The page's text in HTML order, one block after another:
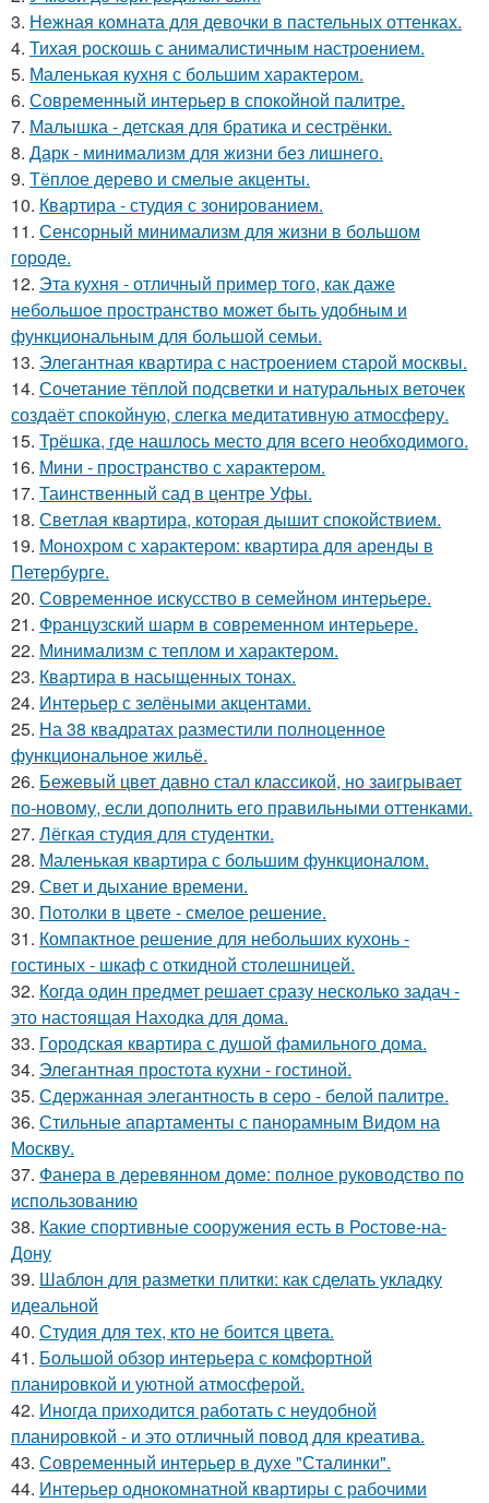
3. Нежная комната для девочки в пастельных оттенках.
4. Тихая роскошь с анималистичным настроением.
5. Маленькая кухня с большим характером.
6. Современный интерьер в спокойной палитре.
7. Малышка - детская для братика и сестрёнки.
8. Дарк - минимализм для жизни без лишнего.
9. Тёплое дерево и смелые акценты.
10. Квартира - студия с зонированием.
11. Сенсорный минимализм для жизни в большом
городе.
12. Эта кухня - отличный пример того, как даже
небольшое пространство может быть удобным и
функциональным для большой семьи.
13. Элегантная квартира с настроением старой москвы.
14. Сочетание тёплой подсветки и натуральных веточек
создаёт спокойную, слегка медитативную атмосферу.
15. Трёшка, где нашлось место для всего необходимого.
16. Мини - пространство с характером.
17. Таинственный сад в центре Уфы.
18. Светлая квартира, которая дышит спокойствием.
19. Монохром с характером: квартира для аренды в
Петербурге.
20. Современное искусство в семейном интерьере.
21. Французский шарм в современном интерьере.
22. Минимализм с теплом и характером.
23. Квартира в насыщенных тонах.
24. Интерьер с зелёными акцентами.
25. На 38 квадратах разместили полноценное
функциональное жильё.
26. Бежевый цвет давно стал классикой, но заигрывает
по-новому, если дополнить его правильными оттенками.
27. Лёгкая студия для студентки.
28. Маленькая квартира с большим функционалом.
29. Свет и дыхание времени.
30. Потолки в цвете - смелое решение.
31. Компактное решение для небольших кухонь -
гостиных - шкаф с откидной столешницей.
32. Когда один предмет решает сразу несколько задач -
это настоящая Находка для дома.
33. Городская квартира с душой фамильного дома.
34. Элегантная простота кухни - гостиной.
35. Сдержанная элегантность в серо - белой палитре.
36. Стильные апартаменты с панорамным Видом на
Москву.
37. Фанера в деревянном доме: полное руководство по
использованию
38. Какие спортивные сооружения есть в Ростове-на-
Дону
39. Шаблон для разметки плитки: как сделать укладку
идеальной
40. Студия для тех, кто не боится цвета.
41. Большой обзор интерьера с комфортной
планировкой и уютной атмосферой.
42. Иногда приходится работать с неудобной
планировкой - и это отличный повод для креатива.
43. Современный интерьер в духе "Сталинки".
44. Интерьер однокомнатной квартиры с рабочими